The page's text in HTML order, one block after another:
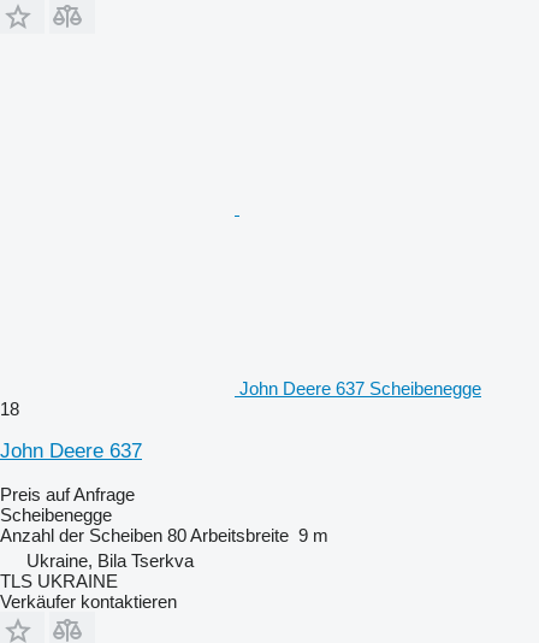
John Deere 637 Scheibenegge
18
John Deere 637
Preis auf Anfrage
Scheibenegge
Anzahl der Scheiben 80Arbeitsbreite 9 m
Ukraine, Bila Tserkva
TLS UKRAINE
Verkäufer kontaktieren